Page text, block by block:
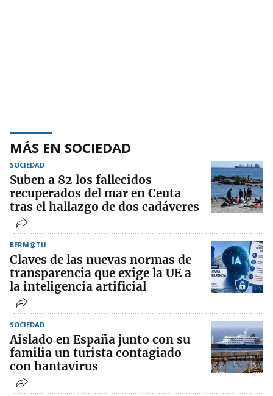
MÁS EN SOCIEDAD
SOCIEDAD
Suben a 82 los fallecidos
recuperados del mar en Ceuta
tras el hallazgo de dos cadáveres
BERM@TU
Claves de las nuevas normas de
transparencia que exige la UE a
la inteligencia artificial
SOCIEDAD
Aislado en España junto con su
familia un turista contagiado
con hantavirus